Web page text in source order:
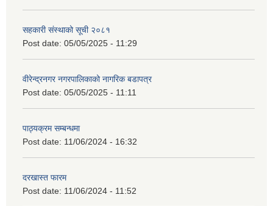
सहकारी संस्थाको सूची २०८१
Post date: 05/05/2025 - 11:29
वीरेन्द्रनगर नगरपालिकाको नागरिक बडापत्र
Post date: 05/05/2025 - 11:11
पाठ्यक्रम सम्बन्धमा
Post date: 11/06/2024 - 16:32
दरखास्त फारम
Post date: 11/06/2024 - 11:52